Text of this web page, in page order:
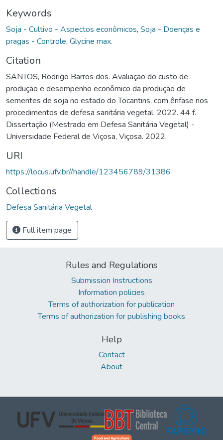
Keywords
Soja - Cultivo - Aspectos econômicos, Soja - Doenças e
pragas - Controle, Glycine max.
Citation
SANTOS, Rodrigo Barros dos. Avaliação do custo de
produção e desempenho econômico da produção de
sementes de soja no estado do Tocantins, com ênfase nos
procedimentos de defesa sanitária vegetal. 2022. 44 f.
Dissertação (Mestrado em Defesa Sanitária Vegetal) -
Universidade Federal de Viçosa, Viçosa. 2022.
URI
https://locus.ufv.br//handle/123456789/31386
Collections
Defesa Sanitária Vegetal
Full item page
Rules and Regulations
Submission Instructions
Information policies
Terms of authorization for publication
Terms of authorization for publishing books
Help
Contact
About